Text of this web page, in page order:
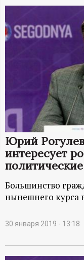
ф
м
а
ц
и
Юрий
интересует
Большинство
нынешнего курса
30 января 2019 - 13:18